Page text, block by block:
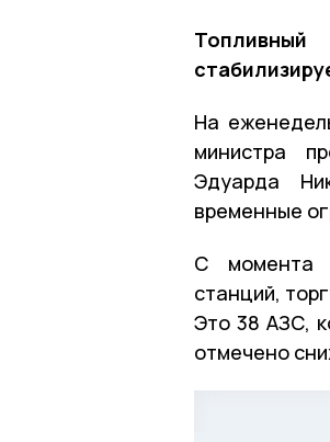
На
министра
Эдуарда
временные
С момента
станций,
Это 38 АЗС,
отмечено